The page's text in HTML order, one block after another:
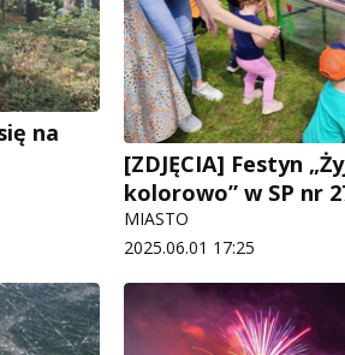
na
[ZDJĘCIA] Festyn
kolorowo” w SP nr
MIASTO
2025.06.01 17:25